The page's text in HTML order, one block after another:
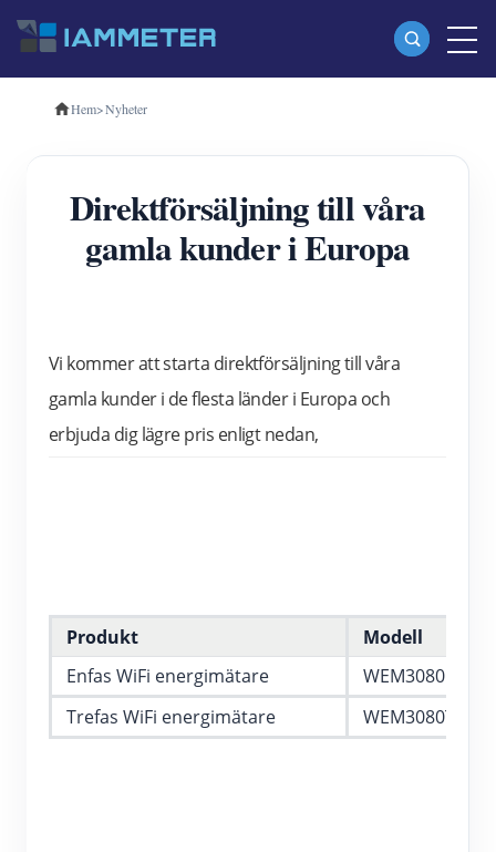
Produkter
Trefas Wi-Fi energimätare (WEM3080T)
Trefas Wi-Fi energimätare (WEM3046T)
Ansökningar
Solar PV System Energiövervakning
Elförbrukningsmonitor
Lagra
Resurser
Hem>Nyheter
Direktförsäljning till våra
gamla kunder i Europa
Vi kommer att starta direktförsäljning till våra
gamla kunder i de flesta länder i Europa och
erbjuda dig lägre pris enligt nedan,
Produkt
Modell
Enfas WiFi energimätare
WEM3080
Trefas WiFi energimätare
WEM3080T